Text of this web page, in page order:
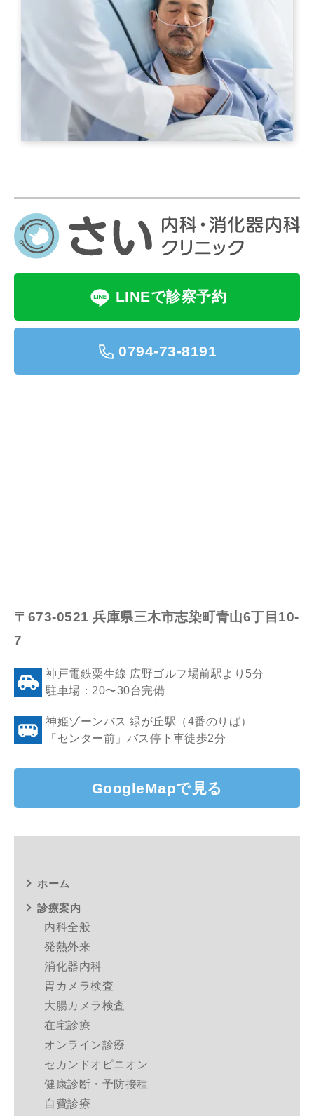
LINEで診察予約
0794-73-8191
〒673-0521 兵庫県三木市志染町青山6丁目10-
7
神戸電鉄粟生線 広野ゴルフ場前駅より5分
駐車場：20〜30台完備
神姫ゾーンバス 緑が丘駅（4番のりば）
「センター前」バス停下車徒歩2分
GoogleMapで見る
ホーム
診療案内
内科全般
発熱外来
消化器内科
胃カメラ検査
大腸カメラ検査
在宅診療
オンライン診療
セカンドオピニオン
健康診断・予防接種
自費診療